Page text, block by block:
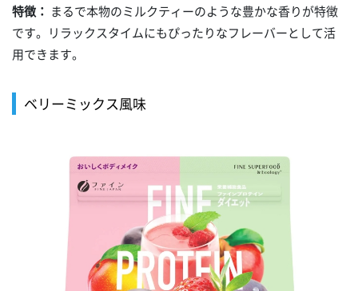
特徴： まるで本物のミルクティーのような豊かな香りが特徴
です。リラックスタイムにもぴったりなフレーバーとして活
用できます。
ベリーミックス風味